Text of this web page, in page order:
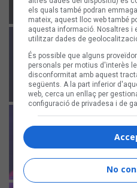
els quals també podran
mateix, aquest lloc web també
aquesta informació. Nosaltres i
utilitzar dades de
És possible que alguns
personals per motius d'interès
disconformitat amb aquest
següents. A la part inferior
web, cerca un enllaç per
configuració de privadesa i de
No